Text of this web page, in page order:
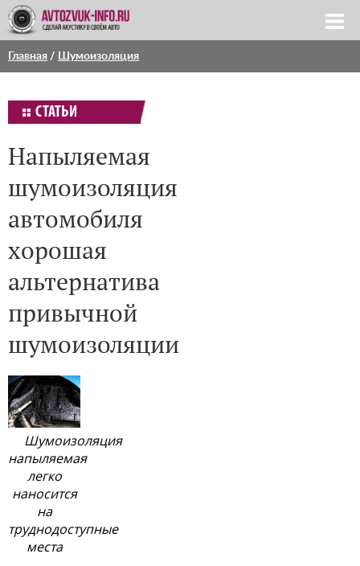
Главная / Шумоизоляция
СТАТЬИ
Напыляемая
шумоизоляция
автомобиля
хорошая
альтернатива
привычной
шумоизоляции
Шумоизоляция
напыляемая
легко
наносится
на
труднодоступные
места